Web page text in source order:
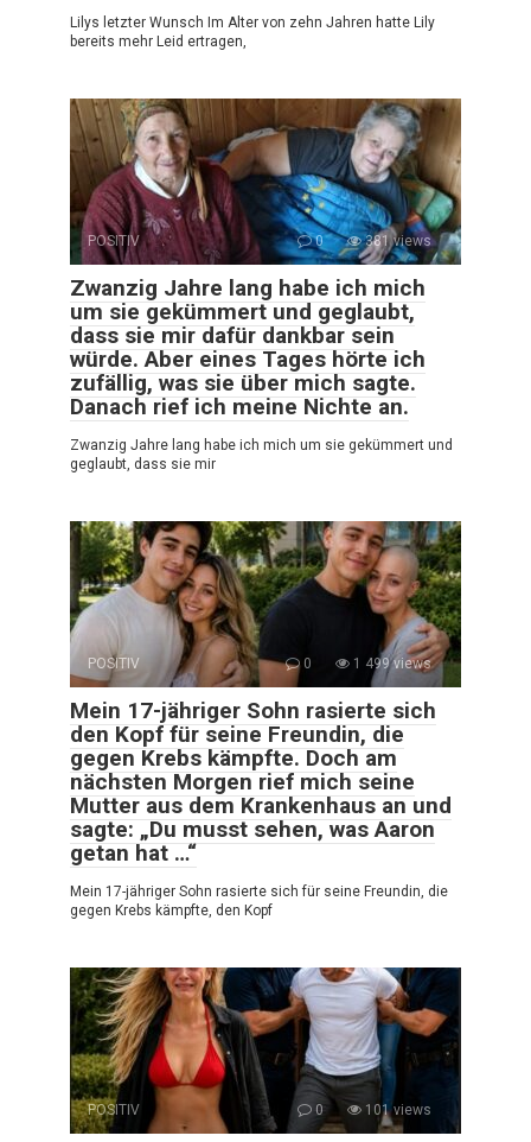
Lilys letzter Wunsch Im Alter von zehn Jahren hatte Lily
bereits mehr Leid ertragen,
POSITIV 0 381 views
Zwanzig Jahre lang habe ich mich
um sie gekümmert und geglaubt,
dass sie mir dafür dankbar sein
würde. Aber eines Tages hörte ich
zufällig, was sie über mich sagte.
Danach rief ich meine Nichte an.
Zwanzig Jahre lang habe ich mich um sie gekümmert und
geglaubt, dass sie mir
POSITIV 0 1 499 views
Mein 17-jähriger Sohn rasierte sich
den Kopf für seine Freundin, die
gegen Krebs kämpfte. Doch am
nächsten Morgen rief mich seine
Mutter aus dem Krankenhaus an und
sagte: „Du musst sehen, was Aaron
getan hat …“
Mein 17-jähriger Sohn rasierte sich für seine Freundin, die
gegen Krebs kämpfte, den Kopf
POSITIV 0 101 views